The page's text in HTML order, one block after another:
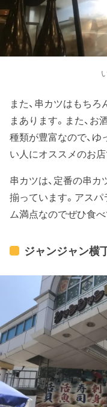
また、串カツはもち
まあります。また、
種類が豊富なので、
い人にオススメのお店
串カツは、定番の串カ
揃っています。アスパ
ム満点なのでぜひ食べ
ジャンジャン横